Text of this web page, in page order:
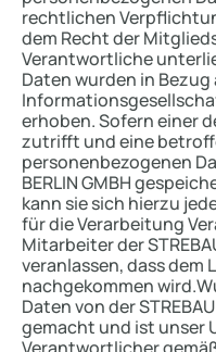
rechtlichen
dem Recht der
Verantwortliche
Daten wurden in
erhoben. Sofern einer
zutrifft und eine
personenbezogenen
BERLIN GMBH
kann sie sich hierzu
für die Verarbeitung
Mitarbeiter der
veranlassen, dass
nachgekommen
Daten von der
gemacht und ist unser